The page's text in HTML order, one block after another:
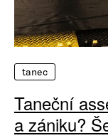
tanec
Taneční
a zániku?